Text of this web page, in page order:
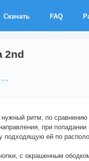
Скачать FAQ
2nd
ритм, по
при
подходящую ей по
с окрашенным